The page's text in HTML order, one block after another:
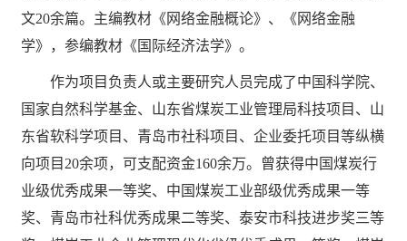
文20余篇。主编教材《网络金融概论》、《网络金融
学》，参编教材《国际经济法学》。
作为项目负责人或主要研究人员完成了中国科学院、
国家自然科学基金、山东省煤炭工业管理局科技项目、山
东省软科学项目、青岛市社科项目、企业委托项目等纵横
向项目20余项，可支配资金160余万。曾获得中国煤炭行
业级优秀成果一等奖、中国煤炭工业部级优秀成果一等
奖、青岛市社科优秀成果二等奖、泰安市科技进步奖三等